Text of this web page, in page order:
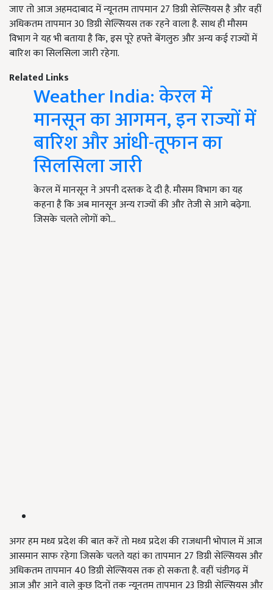
जाए तो आज अहमदाबाद में न्यूनतम तापमान 27 डिग्री सेल्सियस है और वहीं
अधिकतम तापमान 30 डिग्री सेल्सियस तक रहने वाला है. साथ ही मौसम
विभाग ने यह भी बताया है कि, इस पूरे हफ्ते बेंगलुरु और अन्य कई राज्यों में
बारिश का सिलसिला जारी रहेगा.
Related Links
Weather India: केरल में
मानसून का आगमन, इन राज्यों में
बारिश और आंधी-तूफान का
सिलसिला जारी
केरल में मानसून ने अपनी दस्तक दे दी है. मौसम विभाग का यह
कहना है कि अब मानसून अन्य राज्यों की और तेजी से आगे बढ़ेगा.
जिसके चलते लोगों को…
अगर हम मध्य प्रदेश की बात करें तो मध्य प्रदेश की राजधानी भोपाल में आज
आसमान साफ रहेगा जिसके चलते यहां का तापमान 27 डिग्री सेल्सियस और
अधिकतम तापमान 40 डिग्री सेल्सियस तक हो सकता है. वहीं चंडीगढ़ में
आज और आने वाले कुछ दिनों तक न्यूनतम तापमान 23 डिग्री सेल्सियस और